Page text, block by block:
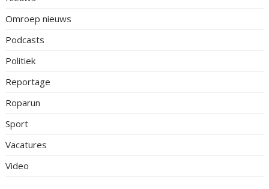
Omroep nieuws
Podcasts
Politiek
Reportage
Roparun
Sport
Vacatures
Video